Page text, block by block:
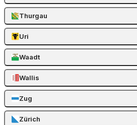
Thurgau
Uri
Waadt
Wallis
Zug
Zürich